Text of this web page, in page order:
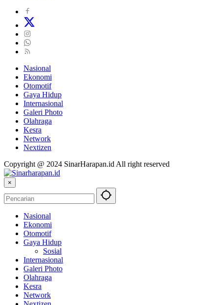
Nasional
Ekonomi
Otomotif
Gaya Hidup
Internasional
Galeri Photo
Olahraga
Kesra
Network
Nextizen
Copyright @ 2024 SinarHarapan.id All right reserved
×
Nasional
Ekonomi
Otomotif
Gaya Hidup
Sosial
Internasional
Galeri Photo
Olahraga
Kesra
Network